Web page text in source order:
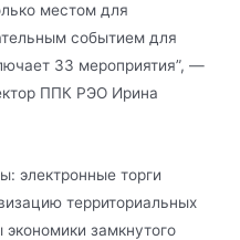
местом для
событием для
33 мероприятия”, —
ППК РЭО Ирина
электронные торги
территориальных
замкнутого